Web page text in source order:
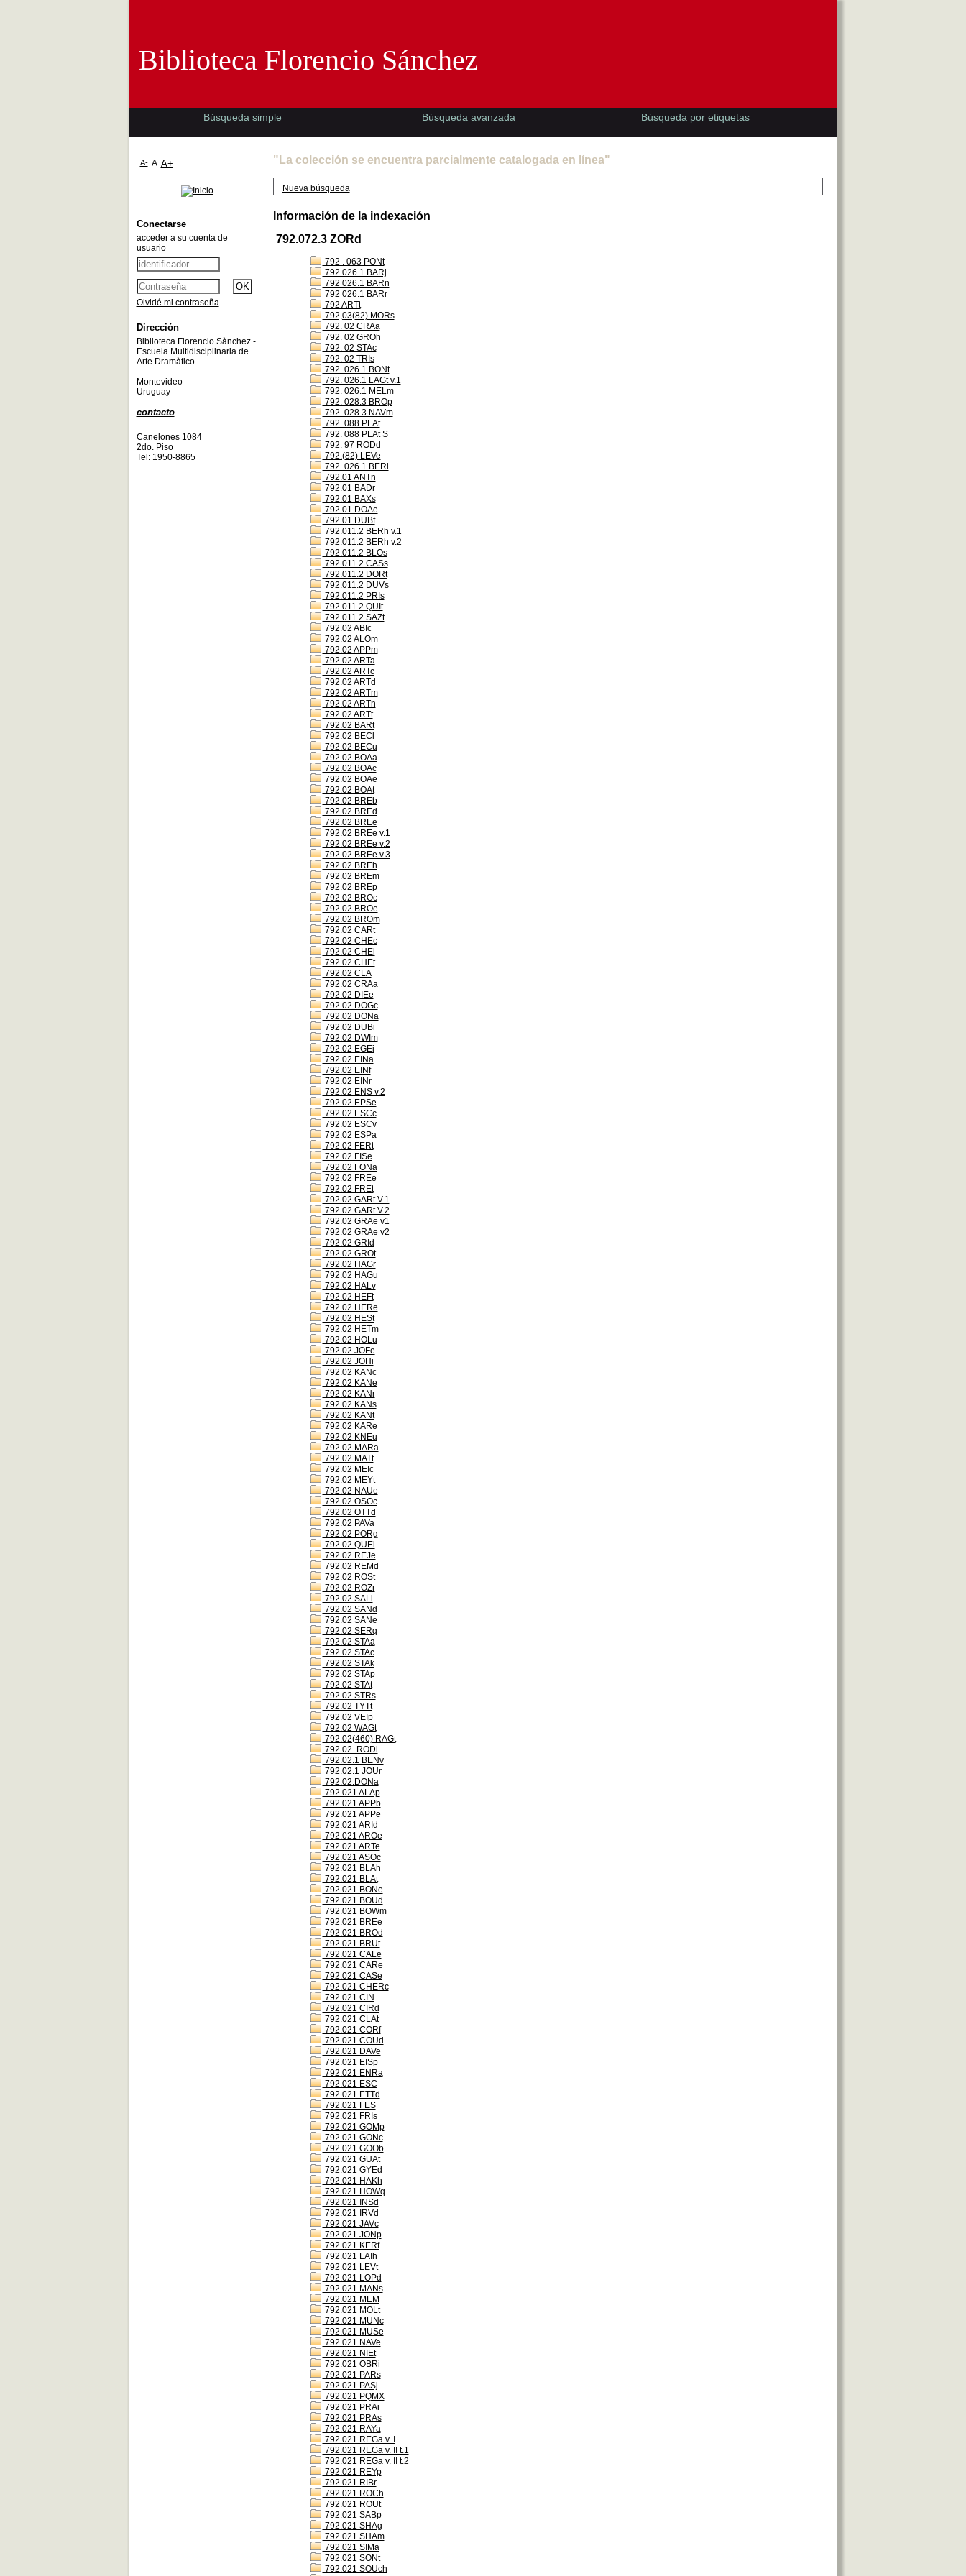
"La colección se encuentra parcialmente catalogada en línea"
Nueva búsqueda
Información de la indexación
792.072.3 ZORd
792 . 063 PONt
792 026.1 BARj
792 026.1 BARn
792 026.1 BARr
792 ARTt
792,03(82) MORs
792. 02 CRAa
792. 02 GROh
792. 02 STAc
792. 02 TRIs
792. 026.1 BONt
792. 026.1 LAGt v.1
792. 026.1 MELm
792. 028.3 BROp
792. 028.3 NAVm
792. 088 PLAt
792. 088 PLAt S
792. 97 RODd
792.(82) LEVe
792..026.1 BERi
792.01 ANTn
792.01 BADr
792.01 BAXs
792.01 DOAe
792.01 DUBf
792.011.2 BERh v.1
792.011.2 BERh v.2
792.011.2 BLOs
792.011.2 CASs
792.011.2 DORt
792.011.2 DUVs
792.011.2 PRIs
792.011.2 QUIt
792.011.2 SAZt
792.02 ABIc
792.02 ALOm
792.02 APPm
792.02 ARTa
792.02 ARTc
792.02 ARTd
792.02 ARTm
792.02 ARTn
792.02 ARTt
792.02 BARt
792.02 BECl
792.02 BECu
792.02 BOAa
792.02 BOAc
792.02 BOAe
792.02 BOAt
792.02 BREb
792.02 BREd
792.02 BREe
792.02 BREe v.1
792.02 BREe v.2
792.02 BREe v.3
792.02 BREh
792.02 BREm
792.02 BREp
792.02 BROc
792.02 BROe
792.02 BROm
792.02 CARt
792.02 CHEc
792.02 CHEl
792.02 CHEt
792.02 CLA
792.02 CRAa
792.02 DIEe
792.02 DOGc
792.02 DONa
792.02 DUBi
792.02 DWIm
792.02 EGEi
792.02 EINa
792.02 EINf
792.02 EINr
792.02 ENS v.2
792.02 EPSe
792.02 ESCc
792.02 ESCv
792.02 ESPa
792.02 FERt
792.02 FISe
792.02 FONa
792.02 FREe
792.02 FREt
792.02 GARt V.1
792.02 GARt V.2
792.02 GRAe v1
792.02 GRAe v2
792.02 GRId
792.02 GROt
792.02 HAGr
792.02 HAGu
792.02 HALv
792.02 HEFt
792.02 HERe
792.02 HESt
792.02 HETm
792.02 HOLu
792.02 JOFe
792.02 JOHi
792.02 KANc
792.02 KANe
792.02 KANr
792.02 KANs
792.02 KANt
792.02 KARe
792.02 KNEu
792.02 MARa
792.02 MATt
792.02 MEIc
792.02 MEYt
792.02 NAUe
792.02 OSOc
792.02 OTTd
792.02 PAVa
792.02 PORg
792.02 QUEi
792.02 REJe
792.02 REMd
792.02 ROSt
792.02 ROZr
792.02 SALi
792.02 SANd
792.02 SANe
792.02 SERq
792.02 STAa
792.02 STAc
792.02 STAk
792.02 STAp
792.02 STAt
792.02 STRs
792.02 TYTt
792.02 VEIp
792.02 WAGt
792.02(460) RAGt
792.02. RODl
792.02.1 BENv
792.02.1 JOUr
792.02.DONa
792.021 ALAp
792.021 APPb
792.021 APPe
792.021 ARId
792.021 AROe
792.021 ARTe
792.021 ASOc
792.021 BLAh
792.021 BLAt
792.021 BONe
792.021 BOUd
792.021 BOWm
792.021 BREe
792.021 BROd
792.021 BRUt
792.021 CALe
792.021 CARe
792.021 CASe
792.021 CHERc
792.021 CIN
792.021 CIRd
792.021 CLAt
792.021 CORf
792.021 COUd
792.021 DAVe
792.021 EISp
792.021 ENRa
792.021 ESC
792.021 ETTd
792.021 FES
792.021 FRIs
792.021 GOMp
792.021 GONc
792.021 GOOb
792.021 GUAt
792.021 GYEd
792.021 HAKh
792.021 HOWq
792.021 INSd
792.021 IRVd
792.021 JAVc
792.021 JONp
792.021 KERf
792.021 LAIh
792.021 LEVt
792.021 LOPd
792.021 MANs
792.021 MEM
792.021 MOLt
792.021 MUNc
792.021 MUSe
792.021 NAVe
792.021 NIEt
792.021 OBRi
792.021 PARs
792.021 PASj
792.021 PQMX
792.021 PRAi
792.021 PRAs
792.021 RAYa
792.021 REGa v. I
792.021 REGa v. II t.1
792.021 REGa v. II t.2
792.021 REYp
792.021 RIBr
792.021 ROCh
792.021 ROUt
792.021 SABp
792.021 SHAg
792.021 SHAm
792.021 SIMa
792.021 SONt
792.021 SOUch
Biblioteca Florencio Sánchez
Búsqueda simple Búsqueda avanzada Búsqueda por etiquetas
A- A A+
Conectarse
acceder a su cuenta de
usuario
Olvidé mi contraseña
Dirección
Biblioteca Florencio Sànchez -
Escuela Multidisciplinaria de
Arte Dramàtico
Montevideo
Uruguay
contacto
Canelones 1084
2do. Piso
Tel: 1950-8865